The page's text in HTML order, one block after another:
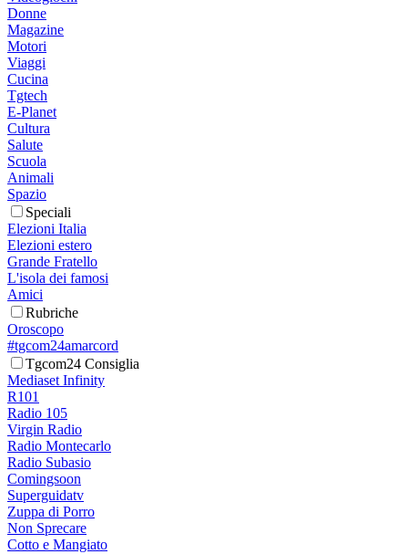
Donne
Magazine
Motori
Viaggi
Cucina
Tgtech
E-Planet
Cultura
Salute
Scuola
Animali
Spazio
Speciali
Elezioni Italia
Elezioni estero
Grande Fratello
L'isola dei famosi
Amici
Rubriche
Oroscopo
#tgcom24amarcord
Tgcom24 Consiglia
Mediaset Infinity
R101
Radio 105
Virgin Radio
Radio Montecarlo
Radio Subasio
Comingsoon
Superguidatv
Zuppa di Porro
Non Sprecare
Cotto e Mangiato